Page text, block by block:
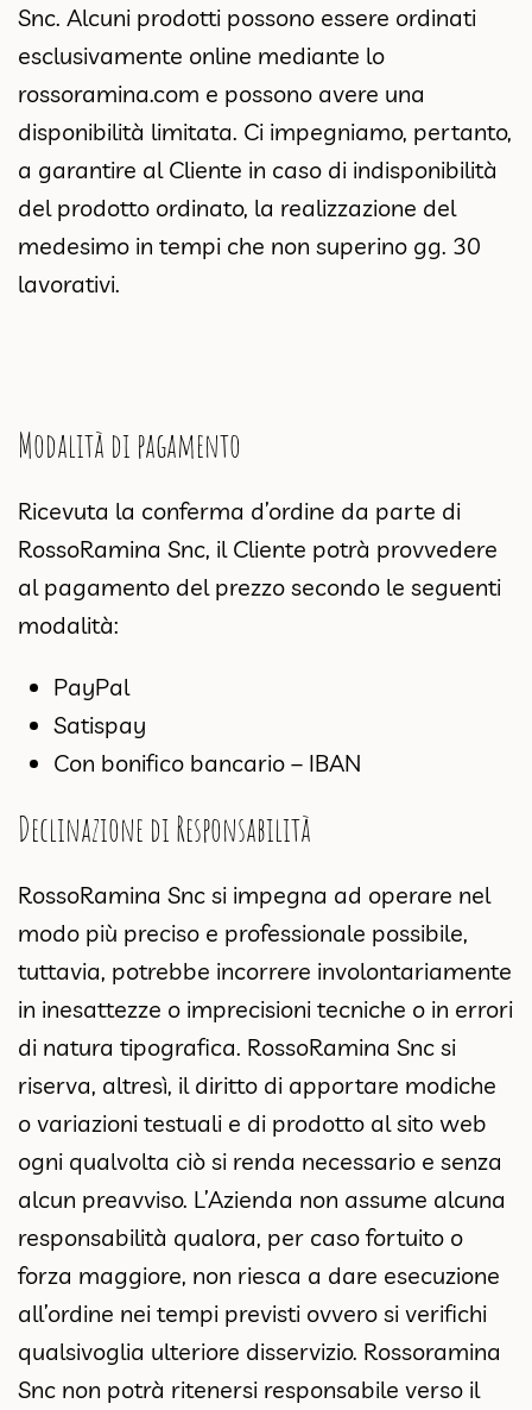
Snc. Alcuni prodotti possono essere ordinati
esclusivamente online mediante lo
rossoramina.com e possono avere una
disponibilità limitata. Ci impegniamo, pertanto,
a garantire al Cliente in caso di indisponibilità
del prodotto ordinato, la realizzazione del
medesimo in tempi che non superino gg. 30
lavorativi.
Modalità di pagamento
Ricevuta la conferma d’ordine da parte di
RossoRamina Snc, il Cliente potrà provvedere
al pagamento del prezzo secondo le seguenti
modalità:
PayPal
Satispay
Con bonifico bancario – IBAN
Declinazione di Responsabilità
RossoRamina Snc si impegna ad operare nel
modo più preciso e professionale possibile,
tuttavia, potrebbe incorrere involontariamente
in inesattezze o imprecisioni tecniche o in errori
di natura tipografica. RossoRamina Snc si
riserva, altresì, il diritto di apportare modiche
o variazioni testuali e di prodotto al sito web
ogni qualvolta ciò si renda necessario e senza
alcun preavviso. L’Azienda non assume alcuna
responsabilità qualora, per caso fortuito o
forza maggiore, non riesca a dare esecuzione
all’ordine nei tempi previsti ovvero si verifichi
qualsivoglia ulteriore disservizio. Rossoramina
Snc non potrà ritenersi responsabile verso il